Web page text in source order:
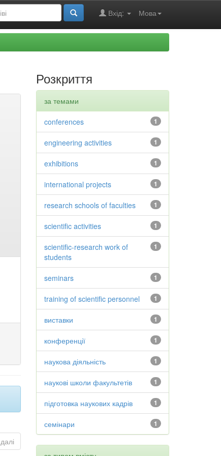
Мова
Вхід:
далі
Розкриття
за темами
1
conferences
1
engineering activities
1
exhibitions
1
international projects
1
research schools of faculties
1
scientific activities
1
scientific-research work of
students
1
seminars
1
training of scientific personnel
1
виставки
1
конференції
1
наукова діяльність
1
наукові школи факультетів
1
підготовка наукових кадрів
1
семінари